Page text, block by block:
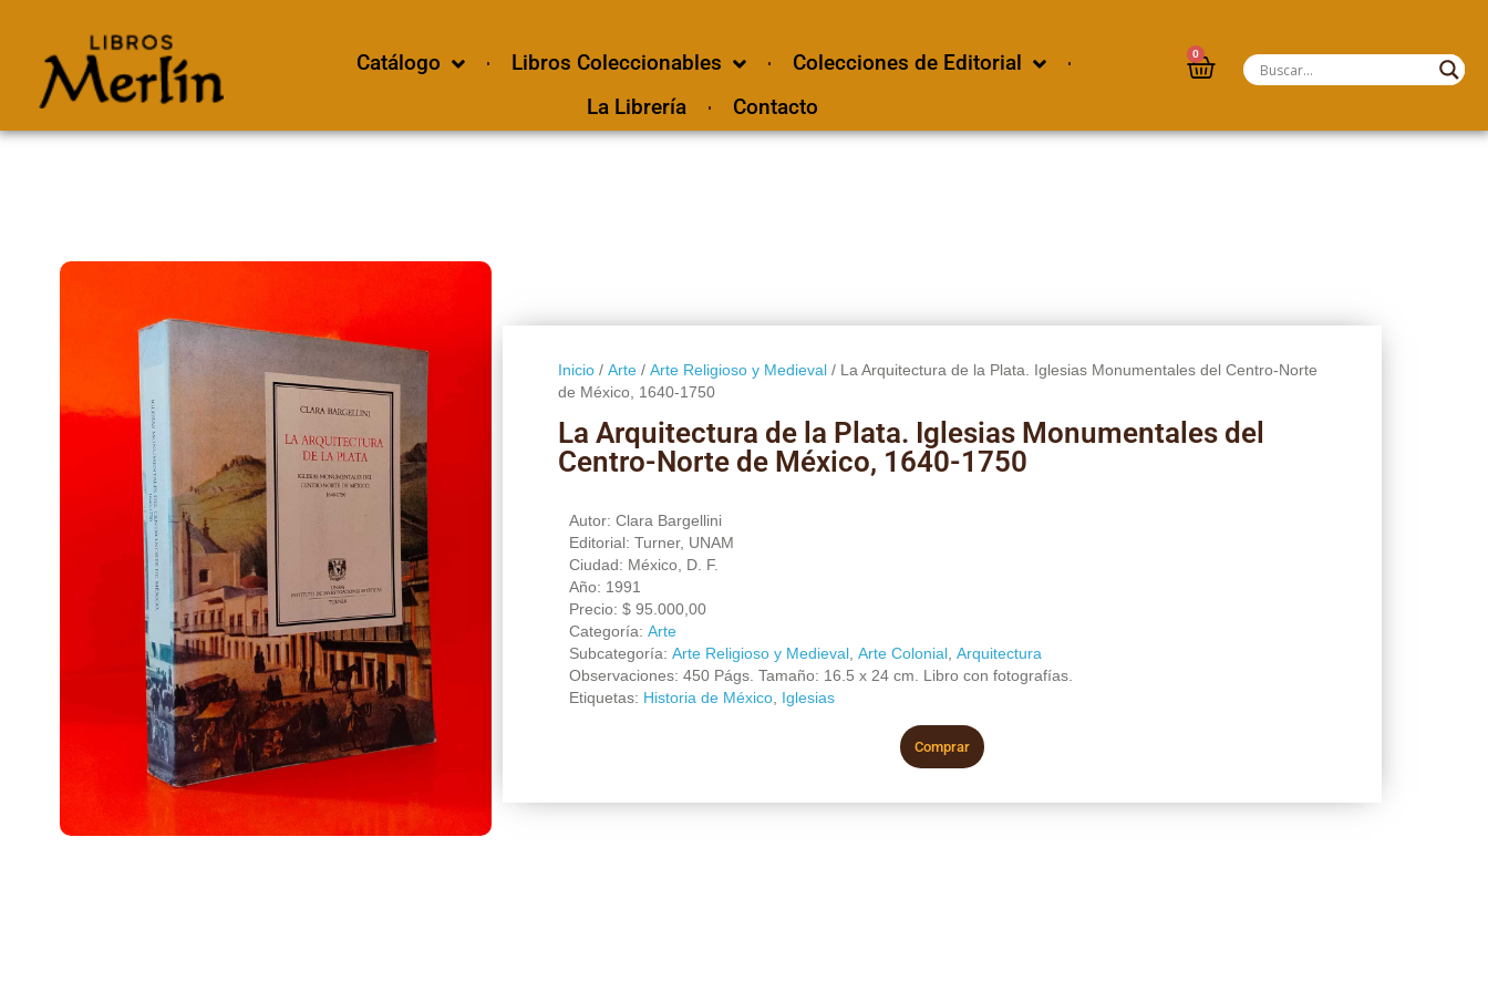
Catálogo Libros Coleccionables
Colecciones de Editorial
La Librería
Contacto
0
Inicio/ Arte/ Arte Religioso y Medieval/ La Arquitectura de la Plata. Iglesias Monumentales del Centro-Norte
de México, 1640-1750
La Arquitectura de la Plata. Iglesias Monumentales del
Centro-Norte de México, 1640-1750
Autor: Clara Bargellini
Editorial: Turner, UNAM
Ciudad: México, D. F.
Año: 1991
Precio: $95.000,00
Categoría: Arte
Subcategoría: Arte Religioso y Medieval, Arte Colonial, Arquitectura
Observaciones: 450 Págs. Tamaño: 16.5 x 24 cm. Libro con fotografías.
Etiquetas: Historia de México, Iglesias
Comprar